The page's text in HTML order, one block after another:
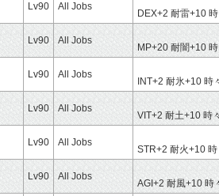
Lv90 All Jobs
DEX+2 耐雷+10
Lv90 All Jobs
MP+20 耐闇+10
Lv90 All Jobs
INT+2 耐氷+10 時
Lv90 All Jobs
VIT+2 耐土+10 時
Lv90 All Jobs
STR+2 耐火+10
Lv90 All Jobs
AGI+2 耐風+10 時